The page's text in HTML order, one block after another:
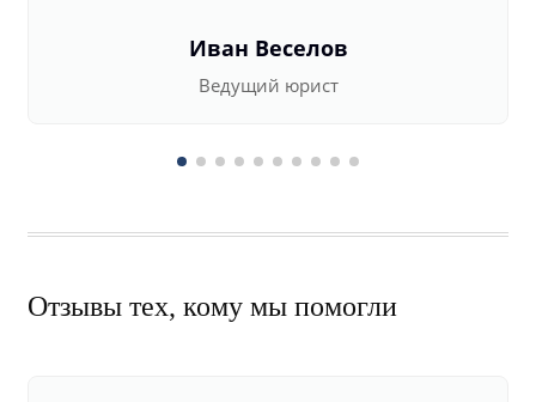
Иван Веселов
Ведущий юрист
Отзывы тех, кому мы помогли